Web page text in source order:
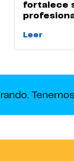
fortalece
Leer